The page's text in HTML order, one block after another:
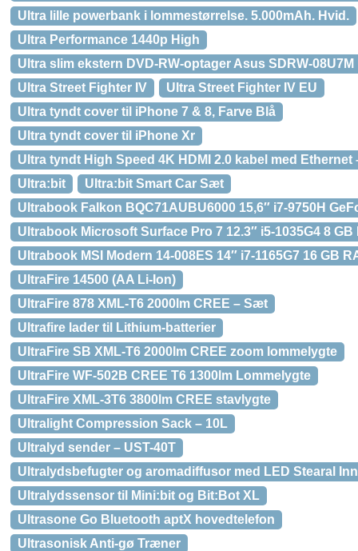
Ultra lille powerbank i lommestørrelse. 5.000mAh. Hvid.
Ultra Performance 1440p High
Ultra slim ekstern DVD-RW-optager Asus SDRW-
Ultra Street Fighter IV
Ultra Street Fighter IV EU
Ultra tyndt cover til iPhone 7 & 8, Farve Blå
Ultra tyndt cover til iPhone Xr
Ultra tyndt High Speed 4K HDMI 2.0 kabel med Ethernet
Ultra:bit
Ultra:bit Smart Car Sæt
Ultrabook Falkon BQC71AUBU6000 15,6″ i7-9750H
Ultrabook Microsoft Surface Pro 7 12.3″ i5-1035G4 8 GB
Ultrabook MSI Modern 14-008ES 14″ i7-1165G7 16 GB
UltraFire 14500 (AA Li-Ion)
UltraFire 878 XML-T6 2000lm CREE – Sæt
Ultrafire lader til Lithium-batterier
UltraFire SB XML-T6 2000lm CREE zoom lommelygte
UltraFire WF-502B CREE T6 1300lm Lommelygte
UltraFire XML-3T6 3800lm CREE stavlygte
Ultralight Compression Sack – 10L
Ultralyd sender – UST-40T
Ultralydsbefugter og aromadiffusor med LED Stearal
Ultralydssensor til Mini:bit og Bit:Bot XL
Ultrasone Go Bluetooth aptX hovedtelefon
Ultrasonisk Anti-gø Træner